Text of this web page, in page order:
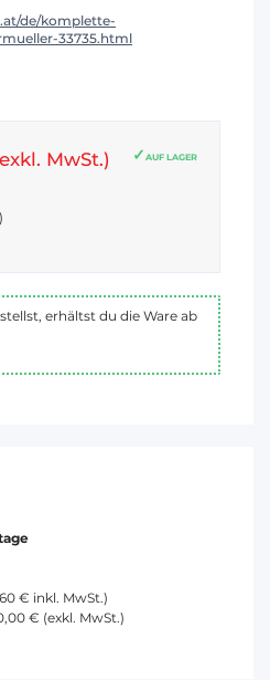
de/komplette-
33735.html
AUF LAGER
MwSt.)
)
erhältst du die Ware ab
€ inkl. MwSt.)
€ (exkl. MwSt.)